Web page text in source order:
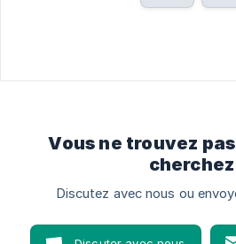
Vous ne trouvez
cherchez
Discutez avec nous ou